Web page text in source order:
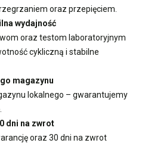
oraz przepięciem.
wydajność
oraz testom laboratoryjnym
cykliczną i stabilne
magazynu
lokalnego – gwarantujemy
dni na zwrot
oraz 30 dni na zwrot